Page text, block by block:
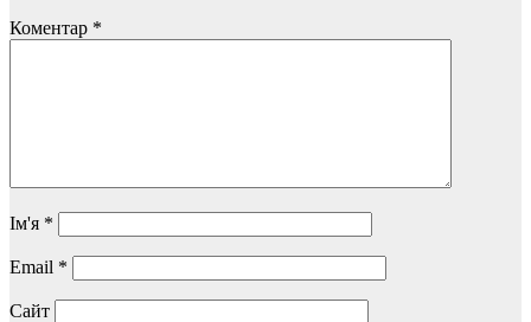
Коментар *
Ім'я *
Email *
Сайт